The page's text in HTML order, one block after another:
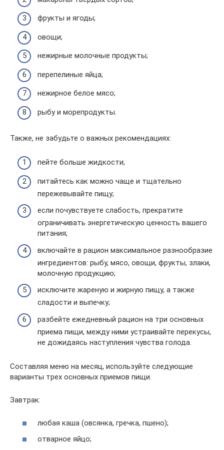
фрукты и ягоды;
овощи;
нежирные молочные продукты;
перепелиные яйца;
нежирное белое мясо;
рыбу и морепродукты.
Также, не забудьте о важных рекомендациях:
пейте больше жидкости;
питайтесь как можно чаще и тщательно
пережевывайте пищу;
если почувствуете слабость, прекратите
ограничивать энергетическую ценность вашего
питания;
включайте в рацион максимальное разнообразие
ингредиентов: рыбу, мясо, овощи, фрукты, злаки,
молочную продукцию;
исключите жареную и жирную пищу, а также
сладости и выпечку;
разбейте ежедневный рацион на три основных
приема пищи, между ними устраивайте перекусы,
не дожидаясь наступления чувства голода.
Составляя меню на месяц, используйте следующие
варианты трех основных приемов пищи.
Завтрак:
любая каша (овсянка, гречка, пшено);
отварное яйцо;